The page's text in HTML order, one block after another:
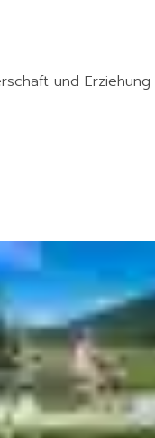
und Erziehung